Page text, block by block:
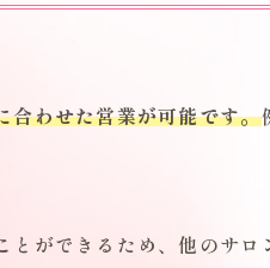
合わせた営業が可能です。
ができるため、他のサロ